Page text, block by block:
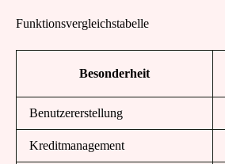
Funktionsvergleichstabelle
Besonderheit
Benutzererstellung
Kreditmanagement